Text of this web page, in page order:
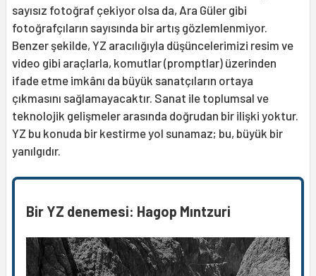
sayısız fotoğraf çekiyor olsa da, Ara Güler gibi
fotoğrafçıların sayısında bir artış gözlemlenmiyor.
Benzer şekilde, YZ aracılığıyla düşüncelerimizi resim ve
video gibi araçlarla, komutlar (promptlar) üzerinden
ifade etme imkânı da büyük sanatçıların ortaya
çıkmasını sağlamayacaktır. Sanat ile toplumsal ve
teknolojik gelişmeler arasında doğrudan bir ilişki yoktur.
YZ bu konuda bir kestirme yol sunamaz; bu, büyük bir
yanılgıdır.
Bir YZ denemesi: Hagop Mıntzuri